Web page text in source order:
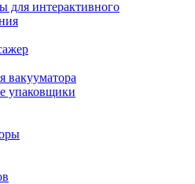
для интерактивного
вакууматора
упаковщики